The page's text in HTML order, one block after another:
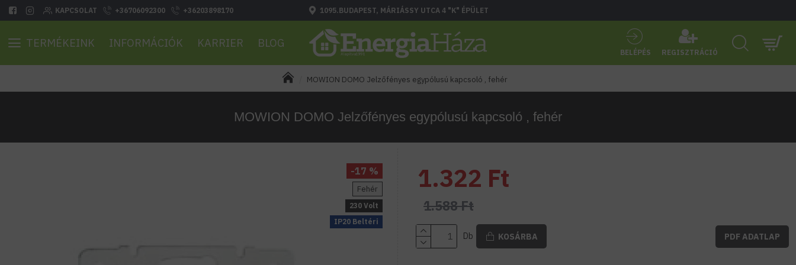
KAPCSOLAT +36706092300 +36203898170 1095.BUDAPEST, MÁRIÁSSY UTCA 4 "K" ÉPÜLET
TERMÉKEINK INFORMÁCIÓK KARRIER BLOG
BELÉPÉS REGISZTRÁCIÓ
MOWION DOMO Jelzőfényes egypólusú kapcsoló , fehér
MOWION DOMO Jelzőfényes egypólusú kapcsoló , fehér
IP20 Beltéri
Fehér
230 Volt
-17 % 1.322 Ft
1.588 Ft
Db KOSÁRBA PDF ADATLAP